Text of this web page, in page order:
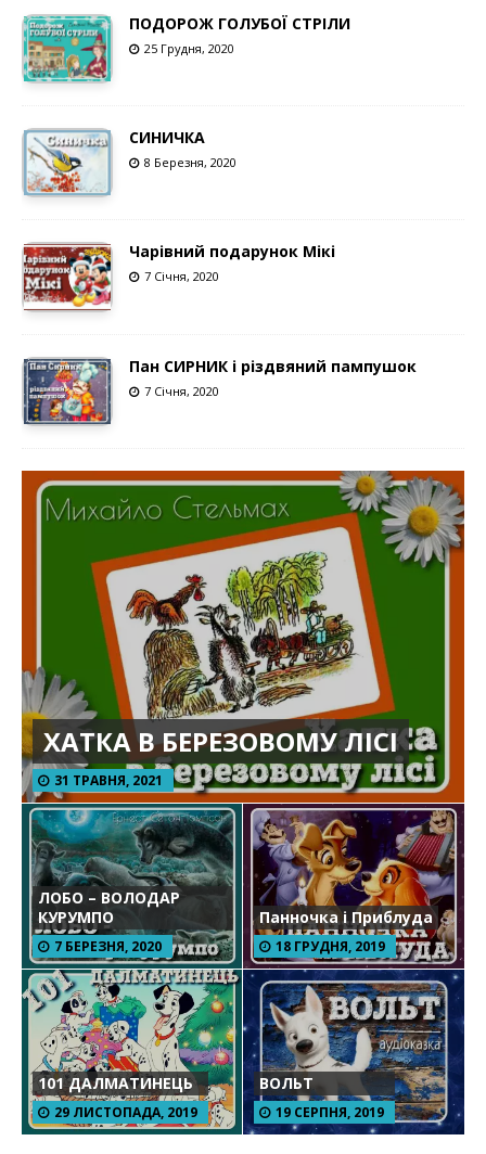
ПОДОРОЖ ГОЛУБОЇ СТРІЛИ
25 Грудня, 2020
СИНИЧКА
8 Березня, 2020
Чарівний подарунок Мікі
7 Січня, 2020
Пан СИРНИК і різдвяний пампушок
7 Січня, 2020
ХАТКА В БЕРЕЗОВОМУ ЛІСІ
31 ТРАВНЯ, 2021
ЛОБО – ВОЛОДАР
КУРУМПО
7 БЕРЕЗНЯ, 2020
Панночка і Приблуда
18 ГРУДНЯ, 2019
101 ДАЛМАТИНЕЦЬ
29 ЛИСТОПАДА, 2019
ВОЛЬТ
19 СЕРПНЯ, 2019